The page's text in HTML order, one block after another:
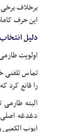
برخلاف
این حرف
دلیل
اولویت
تماس تلفنی
را قانع کرد
البته
دغدغه
ایوب